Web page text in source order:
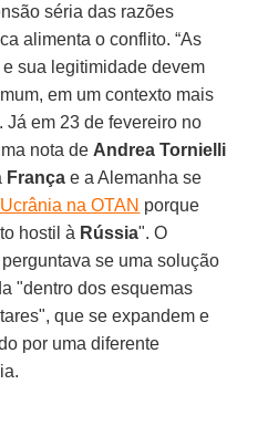
séria das razões
alimenta o conflito. “As
sua legitimidade devem
em um contexto mais
Já em 23 de fevereiro no
nota de Andrea Tornielli
França e a Alemanha se
na OTAN porque
hostil à Rússia". O
se uma solução
"dentro dos esquemas
que se expandem e
por uma diferente